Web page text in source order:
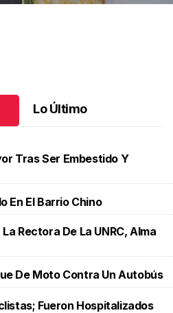
Lo Último
Tras Ser Embestido Y
En El Barrio Chino
La Rectora De La UNRC, Alma
De Moto Contra Un Autobús
Fueron Hospitalizados